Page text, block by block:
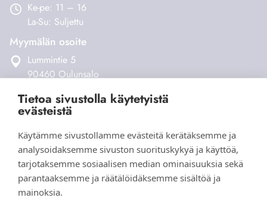
Tietoa sivustolla käytetyistä
evästeistä
Käytämme sivustollamme evästeitä kerätäksemme ja
analysoidaksemme sivuston suorituskykyä ja käyttöä,
tarjotaksemme sosiaalisen median ominaisuuksia sekä
parantaaksemme ja räätälöidäksemme sisältöä ja
mainoksia.
Ke-pe: 11 – 16
La-Su: Suljettu
Myymälän osoite
Lummintie 5
90460 Oulunsalo
Verkkokauppa
Maksaminen ja toimitukset
Palautukset
Yhteystiedot